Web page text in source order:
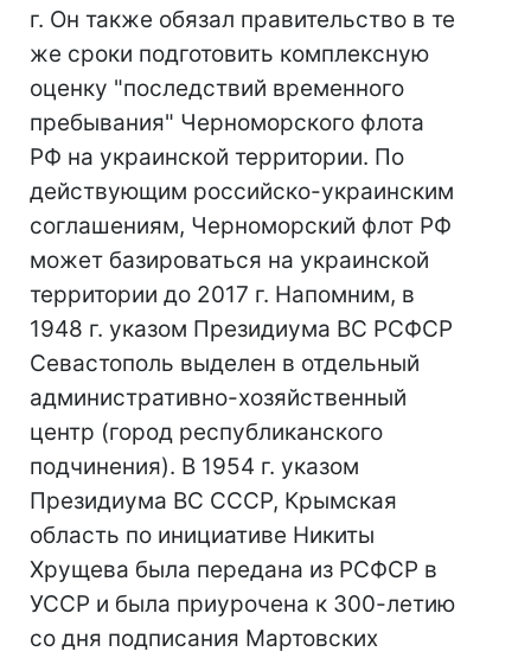
г. Он также обязал правительство в те
же сроки подготовить комплексную
оценку "последствий временного
пребывания" Черноморского флота
РФ на украинской территории. По
действующим российско-украинским
соглашениям, Черноморский флот РФ
может базироваться на украинской
территории до 2017 г. Напомним, в
1948 г. указом Президиума ВС РСФСР
Севастополь выделен в отдельный
административно-хозяйственный
центр (город республиканского
подчинения). В 1954 г. указом
Президиума ВС СССР, Крымская
область по инициативе Никиты
Хрущева была передана из РСФСР в
УССР и была приурочена к 300-летию
со дня подписания Мартовских